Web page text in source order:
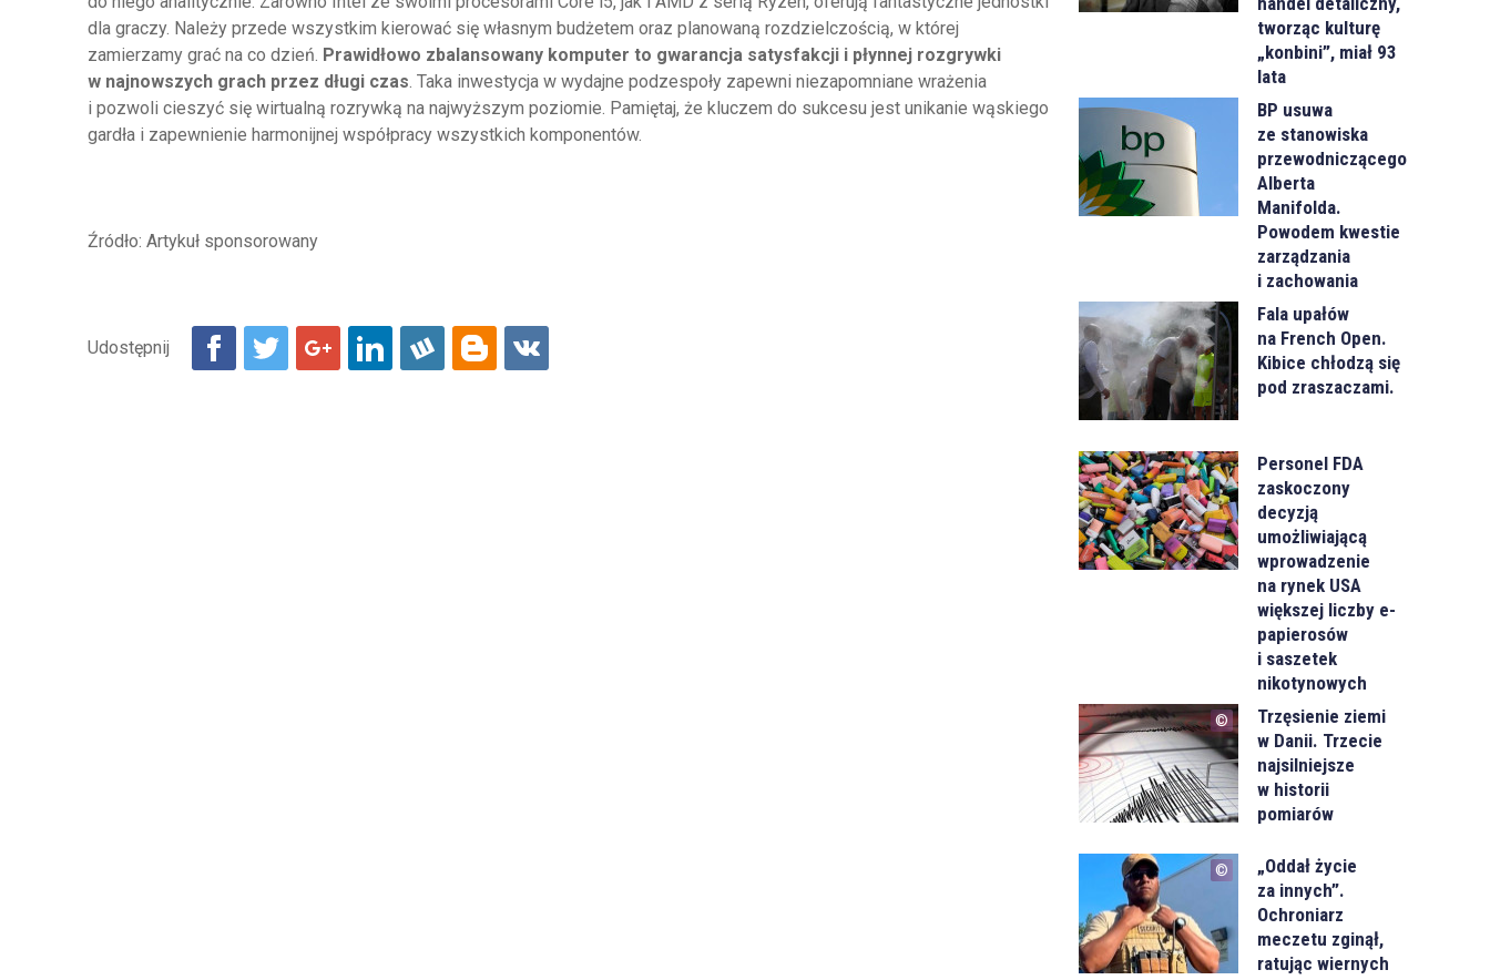
dla graczy. Należy przede wszystkim kierować się własnym budżetem oraz planowaną rozdzielczością, w której
zamierzamy grać na co dzień. Prawidłowo zbalansowany komputer to gwarancja satysfakcji i płynnej rozgrywki
w najnowszych grach przez długi czas. Taka inwestycja w wydajne podzespoły zapewni niezapomniane wrażenia
i pozwoli cieszyć się wirtualną rozrywką na najwyższym poziomie. Pamiętaj, że kluczem do sukcesu jest unikanie wąskiego
gardła i zapewnienie harmonijnej współpracy wszystkich komponentów.
Źródło: Artykuł sponsorowany
tworząc kulturę
„konbini”, miał 93
lata
BP usuwa
ze stanowiska
przewodniczącego
Alberta
Manifolda.
Powodem kwestie
zarządzania
i zachowania
Fala upałów
na French Open.
Kibice chłodzą się
pod zraszaczami.
Personel FDA
zaskoczony
decyzją
umożliwiającą
wprowadzenie
na rynek USA
większej liczby e-
papierosów
i saszetek
nikotynowych
Trzęsienie ziemi
w Danii. Trzecie
najsilniejsze
w historii
pomiarów
„Oddał życie
za innych”.
Ochroniarz
meczetu zginął,
ratując wiernych